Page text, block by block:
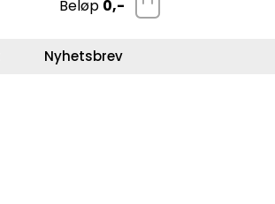
Favoritter
Beløp 0,-
Nyhetsbrev